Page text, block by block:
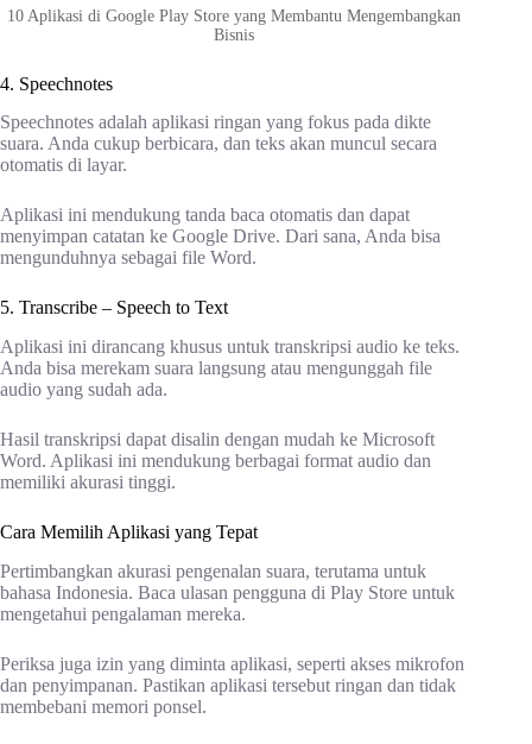
10 Aplikasi di Google Play Store yang Membantu Mengembangkan
Bisnis
4. Speechnotes
Speechnotes adalah aplikasi ringan yang fokus pada dikte
suara. Anda cukup berbicara, dan teks akan muncul secara
otomatis di layar.
Aplikasi ini mendukung tanda baca otomatis dan dapat
menyimpan catatan ke Google Drive. Dari sana, Anda bisa
mengunduhnya sebagai file Word.
5. Transcribe – Speech to Text
Aplikasi ini dirancang khusus untuk transkripsi audio ke teks.
Anda bisa merekam suara langsung atau mengunggah file
audio yang sudah ada.
Hasil transkripsi dapat disalin dengan mudah ke Microsoft
Word. Aplikasi ini mendukung berbagai format audio dan
memiliki akurasi tinggi.
Cara Memilih Aplikasi yang Tepat
Pertimbangkan akurasi pengenalan suara, terutama untuk
bahasa Indonesia. Baca ulasan pengguna di Play Store untuk
mengetahui pengalaman mereka.
Periksa juga izin yang diminta aplikasi, seperti akses mikrofon
dan penyimpanan. Pastikan aplikasi tersebut ringan dan tidak
membebani memori ponsel.